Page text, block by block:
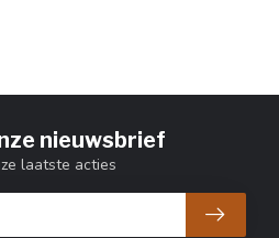
nieuwsbrief
laatste acties